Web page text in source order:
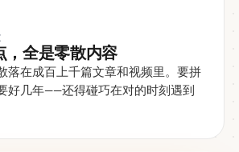
，全是零散内容
落在成百上千篇文章和视频里。要拼
好几年——还得碰巧在对的时刻遇到